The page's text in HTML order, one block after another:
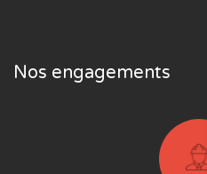
Nos engagements